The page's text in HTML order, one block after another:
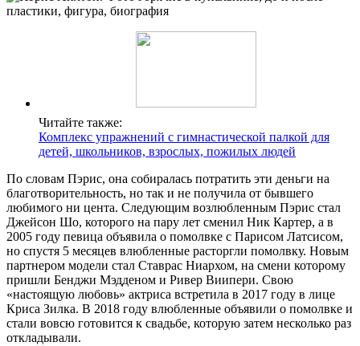
Читайте также:
Комплекс упражнений с гимнастической палкой для
детей, школьников, взрослых, пожилых людей
По словам Пэрис, она собиралась потратить эти деньги на
благотворительность, но так и не получила от бывшего
любимого ни цента. Следующим возлюбленным Пэрис стал
Джейсон Шо, которого на пару лет сменил Ник Картер, а в
2005 году певица объявила о помолвке с Парисом Латсисом,
но спустя 5 месяцев влюбленные расторгли помолвку. Новым
партнером модели стал Ставрас Ниархом, на смени которому
пришли Бенджи Мэдденом и Ривер Виипери. Свою
«настоящую любовь» актриса встретила в 2017 году в лице
Криса Зилка. В 2018 году влюбленные объявили о помолвке и
стали вовсю готовится к свадьбе, которую затем несколько раз
откладывали.